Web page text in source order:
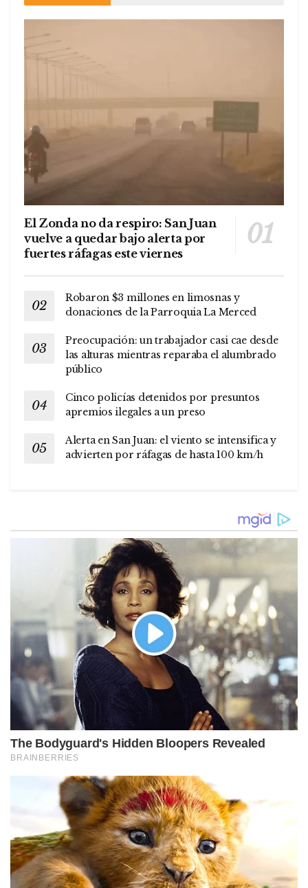
El Zonda no da respiro: San Juan
vuelve a quedar bajo alerta por
fuertes ráfagas este viernes
Robaron $3 millones en limosnas y
donaciones de la Parroquia La Merced
Preocupación: un trabajador casi cae desde
las alturas mientras reparaba el alumbrado
público
Cinco policías detenidos por presuntos
apremios ilegales a un preso
Alerta en San Juan: el viento se intensifica y
advierten por ráfagas de hasta 100 km/h